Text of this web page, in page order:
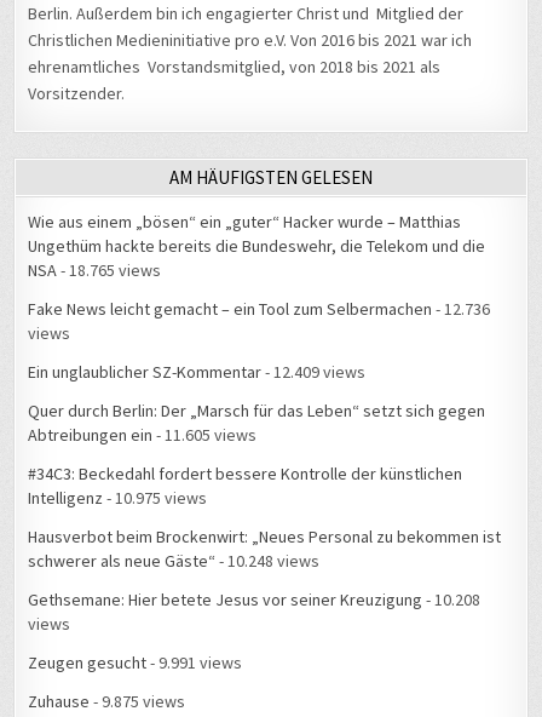
Berlin. Außerdem bin ich engagierter Christ und Mitglied der
Christlichen Medieninitiative pro e.V. Von 2016 bis 2021 war ich
ehrenamtliches Vorstandsmitglied, von 2018 bis 2021 als
Vorsitzender.
AM HÄUFIGSTEN GELESEN
Wie aus einem „bösen“ ein „guter“ Hacker wurde – Matthias
Ungethüm hackte bereits die Bundeswehr, die Telekom und die
NSA- 18.765 views
Fake News leicht gemacht – ein Tool zum Selbermachen - 12.736
views
Ein unglaublicher SZ-Kommentar- 12.409 views
Quer durch Berlin: Der „Marsch für das Leben“ setzt sich gegen
Abtreibungen ein - 11.605 views
#34C3: Beckedahl fordert bessere Kontrolle der künstlichen
Intelligenz - 10.975 views
Hausverbot beim Brockenwirt: „Neues Personal zu bekommen ist
schwerer als neue Gäste“ - 10.248 views
Gethsemane: Hier betete Jesus vor seiner Kreuzigung - 10.208
views
Zeugen gesucht- 9.991 views
Zuhause - 9.875 views